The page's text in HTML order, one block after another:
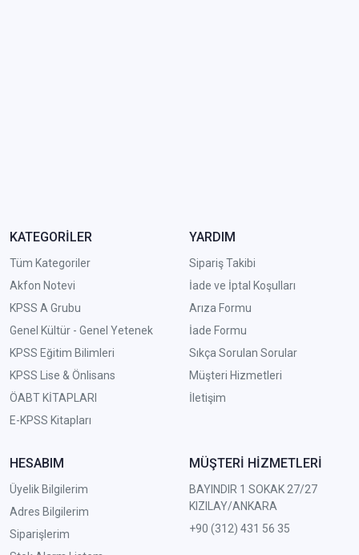
KATEGORİLER
Tüm Kategoriler
Akfon Notevi
KPSS A Grubu
Genel Kültür - Genel Yetenek
KPSS Eğitim Bilimleri
KPSS Lise & Önlisans
ÖABT KİTAPLARI
E-KPSS Kitapları
YARDIM
Sipariş Takibi
İade ve İptal Koşulları
Arıza Formu
İade Formu
Sıkça Sorulan Sorular
Müşteri Hizmetleri
İletişim
HESABIM
Üyelik Bilgilerim
Adres Bilgilerim
Siparişlerim
MÜŞTERİ HİZMETLERİ
BAYINDIR 1 SOKAK 27/27
KIZILAY/ANKARA
+90 (312) 431 56 35